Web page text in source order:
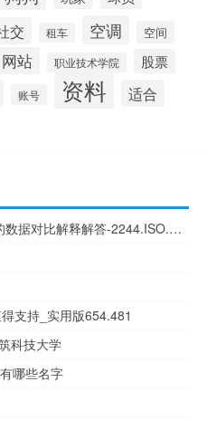
交 租车 空调 空间
网站 职业技术学院 股票
账号 资料 适合
一码一肖100准吗香港##通俗的数据对比解释解答-2244.ISO.387
支持_实用版654.481
科技大学
哪些名字